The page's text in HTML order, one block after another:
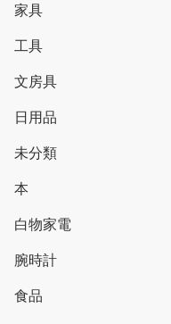
家具
工具
文房具
日用品
未分類
本
白物家電
腕時計
食品